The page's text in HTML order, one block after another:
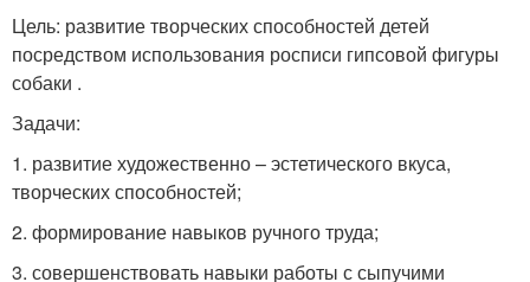
Цель: развитие творческих способностей детей
посредством использования росписи гипсовой фигуры
собаки .
Задачи:
1. развитие художественно – эстетического вкуса,
творческих способностей;
2. формирование навыков ручного труда;
3. совершенствовать навыки работы с сыпучими